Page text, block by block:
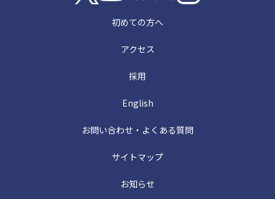
初めての方へ
アクセス
採用
English
お問い合わせ・よくある質問
サイトマップ
お知らせ